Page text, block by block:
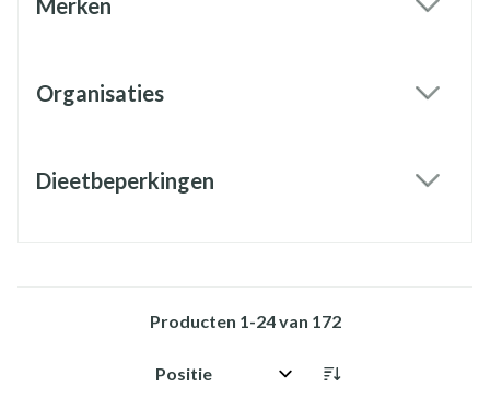
Merken
Organisaties
Dieetbeperkingen
Producten 1-24van 172
Sorteer op: